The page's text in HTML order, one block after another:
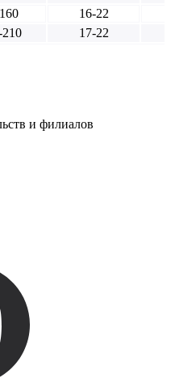
16-22
210 17-22
и филиалов